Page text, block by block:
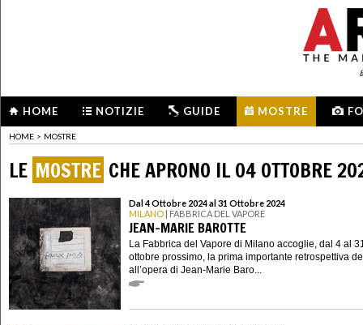
HOME NOTIZIE GUIDE MOSTRE
HOME > MOSTRE
LE MOSTRE CHE APRONO IL 04 OTTOBRE
Dal 4 Ottobre 2024 al 31 Ottobre 2024
MILANO | FABBRICA DEL VAPORE
JEAN-MARIE BAROTTE
La Fabbrica del Vapore di Milano accoglie, dal 4 al
ottobre prossimo, la prima importante retrospettiva
all’opera di Jean-Marie Baro...